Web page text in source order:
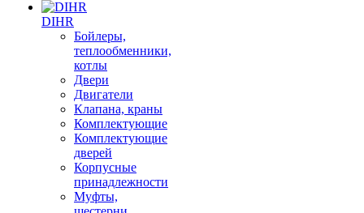
DIHR
Бойлеры,
теплообменники,
котлы
Двери
Двигатели
Клапана, краны
Комплектующие
Комплектующие
дверей
Корпусные
принадлежности
Муфты,